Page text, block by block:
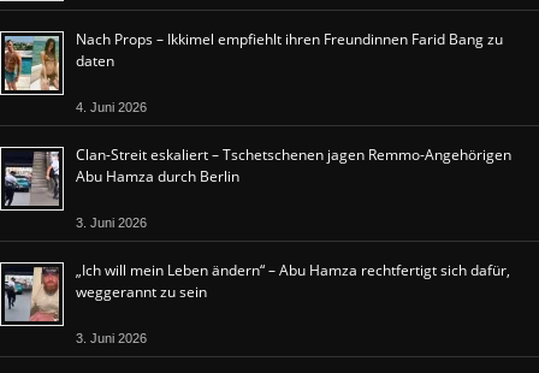
Nach Props – Ikkimel empfiehlt ihren Freundinnen Farid Bang zu
daten
4. Juni 2026
Clan-Streit eskaliert – Tschetschenen jagen Remmo-Angehörigen
Abu Hamza durch Berlin
3. Juni 2026
„Ich will mein Leben ändern“ – Abu Hamza rechtfertigt sich dafür,
weggerannt zu sein
3. Juni 2026